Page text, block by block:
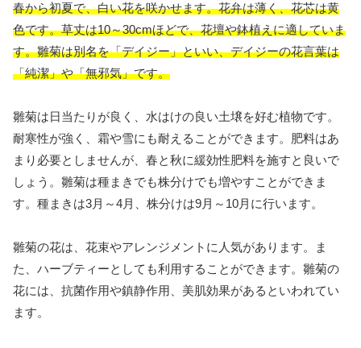
春から初夏で、白い花を咲かせます。花弁は薄く、花芯は黄
色です。草丈は10～30cmほどで、花壇や鉢植えに適していま
す。雛菊は別名を「デイジー」といい、デイジーの花言葉は
「純潔」や「無邪気」です。
雛菊は日当たりが良く、水はけの良い土壌を好む植物です。
耐寒性が強く、霜や雪にも耐えることができます。肥料はあ
まり必要としませんが、春と秋に緩効性肥料を施すと良いで
しょう。雛菊は種まきでも株分けでも増やすことができま
す。種まきは3月～4月、株分けは9月～10月に行います。
雛菊の花は、花束やアレンジメントに人気があります。ま
た、ハーブティーとしても利用することができます。雛菊の
花には、抗菌作用や鎮静作用、美肌効果があるといわれてい
ます。